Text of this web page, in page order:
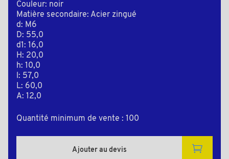
Couleur: noir
Matière secondaire: Acier zingué
d: M6
D: 55,0
d1: 16,0
H: 20,0
h: 10,0
l: 57,0
L: 60,0
A: 12,0
Quantité minimum de vente : 100
Ajouter au devis